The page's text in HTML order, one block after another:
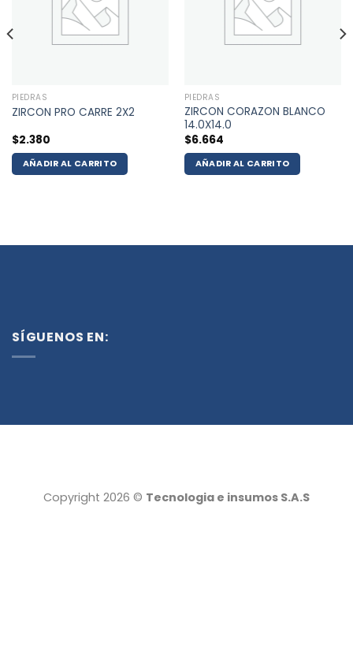
PIEDRAS
ZIRCON PRO CARRE 2X2
$2.380
AÑADIR AL CARRITO
PIEDRAS
ZIRCON CORAZON BLANCO
14.0X14.0
$6.664
AÑADIR AL CARRITO
SÍGUENOS EN:
Copyright 2026 © Tecnologia e insumos S.A.S